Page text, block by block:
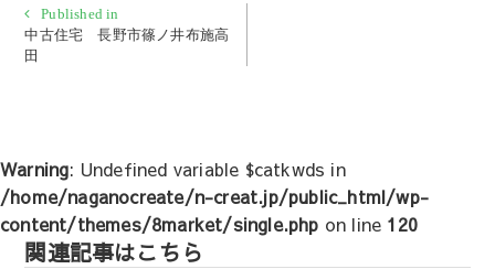
投
稿
ナ
ー
シ
ョ
ン
Published in
中古住宅 長野市篠ノ井布施高
田
Warning: Undefined variable $catkwds in
/home/naganocreate/n-creat.jp/public_html/wp-
content/themes/8market/single.php on line 120
関連記事はこちら